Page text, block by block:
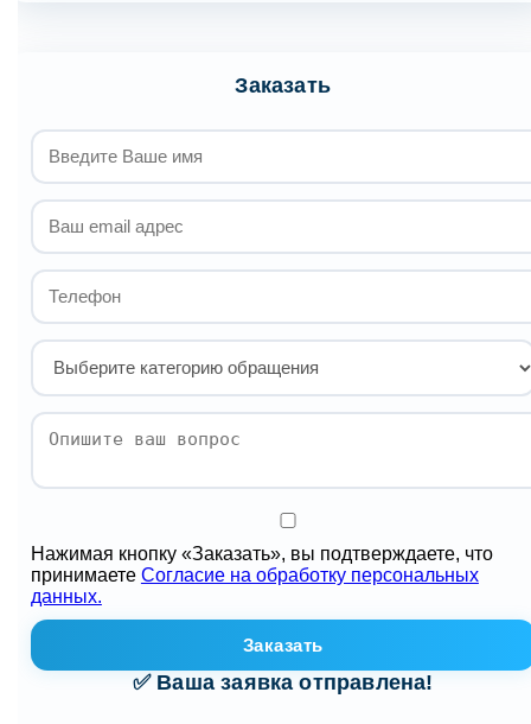
Заказать
Нажимая кнопку «Заказать», вы подтверждаете, что
принимаетеСогласие на обработку персональных
данных.
Заказать
✅ Ваша заявка отправлена!